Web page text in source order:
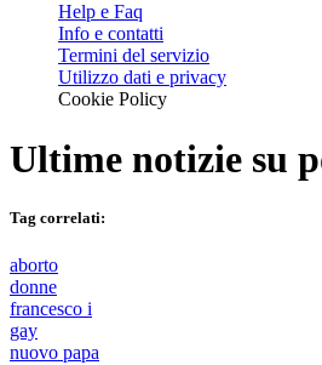
Help e Faq
Info e contatti
Termini del servizio
Utilizzo dati e privacy
Cookie Policy
Ultime notizie su
Tag correlati:
aborto
donne
francesco i
gay
nuovo papa